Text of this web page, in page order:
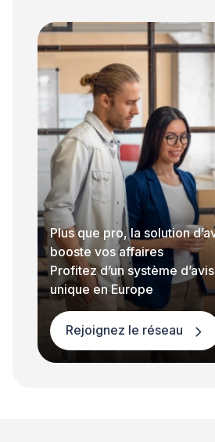
Plus que pro, la solution
booste vos affaires
Profitez d’un système
unique en Europe
Rejoignez le réseau